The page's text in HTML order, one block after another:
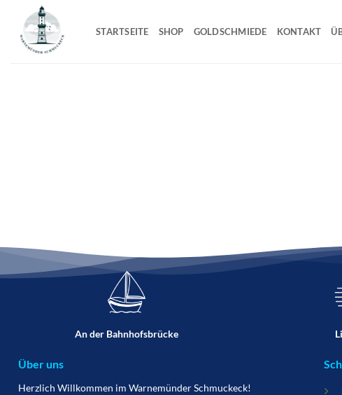
Inhalt
springen
STARTSEITE SHOP GOLDSCHMIEDE KONTAKT
An der Bahnhofsbrücke
Über uns
Herzlich Willkommen im Warnemünder Schmuckeck!